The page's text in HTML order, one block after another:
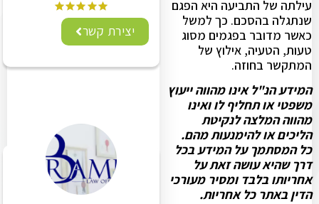
עילתה של התביעה היא הפגם
שנתגלה בהסכם. כך למשל
כאשר מדובר בפגמים מסוג
טעות, הטעיה, אילוץ של
המתקשר בחוזה.
המידע הנ"ל אינו מהווה ייעוץ
משפטי או תחליף לו ואינו
מהווה המלצה לנקיטת
הליכים או להימנעות מהם.
כל המסתמך על המידע בכל
דרך שהיא עושה זאת על
אחריותו בלבד ומסיר מעורכי
הדין באתר כל אחריות.
יצירת קשר